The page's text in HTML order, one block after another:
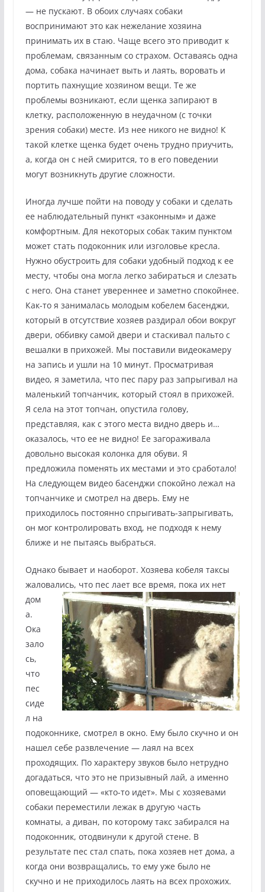
— не пускают. В обоих случаях собаки
воспринимают это как нежелание хозяина
принимать их в стаю. Чаще всего это приводит к
проблемам, связанным со страхом. Оставаясь одна
дома, собака начинает выть и лаять, воровать и
портить пахнущие хозяином вещи. Те же
проблемы возникают, если щенка запирают в
клетку, расположенную в неудачном (с точки
зрения собаки) месте. Из нее никого не видно! К
такой клетке щенка будет очень трудно приучить,
а, когда он с ней смирится, то в его поведении
могут возникнуть другие сложности.
Иногда лучше пойти на поводу у собаки и сделать
ее наблюдательный пункт «законным» и даже
комфортным. Для некоторых собак таким пунктом
может стать подоконник или изголовье кресла.
Нужно обустроить для собаки удобный подход к ее
месту, чтобы она могла легко забираться и слезать
с него. Она станет увереннее и заметно спокойнее.
Как-то я занималась молодым кобелем басенджи,
который в отсутствие хозяев раздирал обои вокруг
двери, оббивку самой двери и стаскивал пальто с
вешалки в прихожей. Мы поставили видеокамеру
на запись и ушли на 10 минут. Просматривая
видео, я заметила, что пес пару раз запрыгивал на
маленький топчанчик, который стоял в прихожей.
Я села на этот топчан, опустила голову,
представляя, как с этого места видно дверь и…
оказалось, что ее не видно! Ее загораживала
довольно высокая колонка для обуви. Я
предложила поменять их местами и это сработало!
На следующем видео басенджи спокойно лежал на
топчанчике и смотрел на дверь. Ему не
приходилось постоянно спрыгивать-запрыгивать,
он мог контролировать вход, не подходя к нему
ближе и не пытаясь выбраться.
Однако бывает и наоборот. Хозяева кобеля таксы
жаловались, что пес лает все время, пока их нет
дом
а.
Ока
зало
сь,
что
пес
сиде
л на
подоконнике, смотрел в окно. Ему было скучно и он
нашел себе развлечение — лаял на всех
проходящих. По характеру звуков было нетрудно
догадаться, что это не призывный лай, а именно
оповещающий — «кто-то идет». Мы с хозяевами
собаки переместили лежак в другую часть
комнаты, а диван, по которому такс забирался на
подоконник, отодвинули к другой стене. В
результате пес стал спать, пока хозяев нет дома, а
когда они возвращались, то ему уже было не
скучно и не приходилось лаять на всех прохожих.